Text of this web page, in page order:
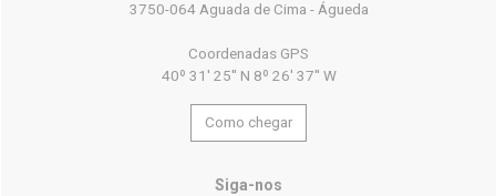
3750-064 Aguada de Cima - Águeda
Coordenadas GPS
40º 31' 25'' N 8º 26' 37'' W
Como chegar
Siga-nos